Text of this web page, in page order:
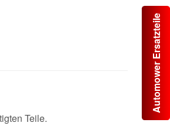
Automower Ersatzteile
Teile.